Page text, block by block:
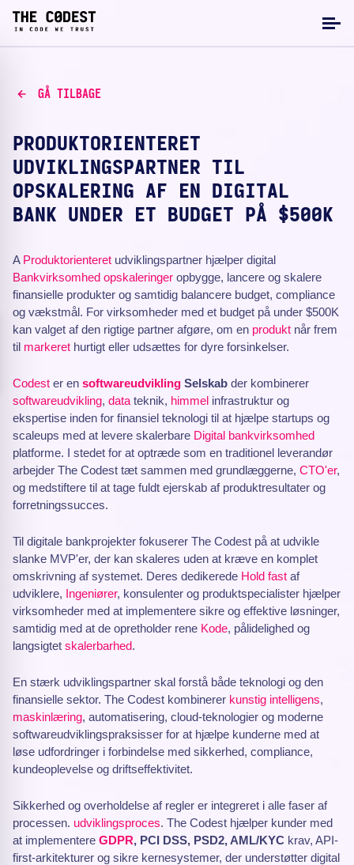
GÅ TILBAGE
PRODUKTORIENTERET
UDVIKLINGSPARTNER TIL
OPSKALERING AF EN DIGITAL
BANK UNDER ET BUDGET PÅ $500K
A Produktorienteret udviklingspartner hjælper digital
Bankvirksomhed opskaleringer opbygge, lancere og skalere
finansielle produkter og samtidig balancere budget, compliance
og vækstmål. For virksomheder med et budget på under $500K
kan valget af den rigtige partner afgøre, om en produkt når frem
til markeret hurtigt eller udsættes for dyre forsinkelser.
Codest er en softwareudvikling Selskab der kombinerer
softwareudvikling, data teknik, himmel infrastruktur og
ekspertise inden for finansiel teknologi til at hjælpe startups og
scaleups med at levere skalerbare Digital bankvirksomhed
platforme. I stedet for at optræde som en traditionel leverandør
arbejder The Codest tæt sammen med grundlæggerne, CTO'er,
og medstiftere til at tage fuldt ejerskab af produktresultater og
forretningssucces.
Til digitale bankprojekter fokuserer The Codest på at udvikle
slanke MVP'er, der kan skaleres uden at kræve en komplet
omskrivning af systemet. Deres dedikerede Hold fast af
udviklere, Ingeniører, konsulenter og produktspecialister hjælper
virksomheder med at implementere sikre og effektive løsninger,
samtidig med at de opretholder rene Kode, pålidelighed og
langsigtet skalerbarhed.
En stærk udviklingspartner skal forstå både teknologi og den
finansielle sektor. The Codest kombinerer kunstig intelligens,
maskinlæring, automatisering, cloud-teknologier og moderne
softwareudviklingspraksisser for at hjælpe kunderne med at
løse udfordringer i forbindelse med sikkerhed, compliance,
kundeoplevelse og driftseffektivitet.
Sikkerhed og overholdelse af regler er integreret i alle faser af
processen. udviklingsproces. The Codest hjælper kunder med
at implementere GDPR, PCI DSS, PSD2, AML/KYC krav, API-
first-arkitekturer og sikre kernesystemer, der understøtter digital